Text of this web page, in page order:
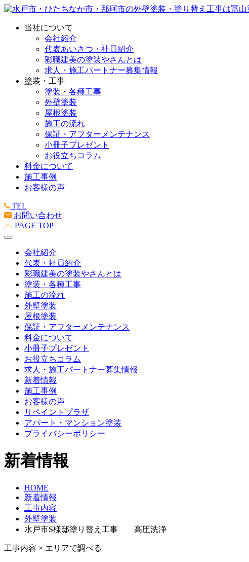
当社について
会社紹介
代表あいさつ・社員紹介
彩職建美の塗装やさんとは
求人・施工パートナー募集情報
塗装・工事
塗装・各種工事
外壁塗装
屋根塗装
施工の流れ
保証・アフターメンテナンス
小冊子プレゼント
お役立ちコラム
料金について
施工事例
お客様の声
TEL
お問い合わせ
PAGE TOP
会社紹介
代表・社員紹介
彩職建美の塗装やさんとは
塗装・各種工事
施工の流れ
外壁塗装
屋根塗装
保証・アフターメンテナンス
料金について
小冊子プレゼント
お役立ちコラム
求人・施工パートナー募集情報
新着情報
施工事例
お客様の声
リペイントプラザ
アパート・マンション塗装
プライバシーポリシー
新着情報
HOME
新着情報
工事内容
外壁塗装
水戸市S様邸塗り替え工事 高圧洗浄
工事内容 × エリアで調べる